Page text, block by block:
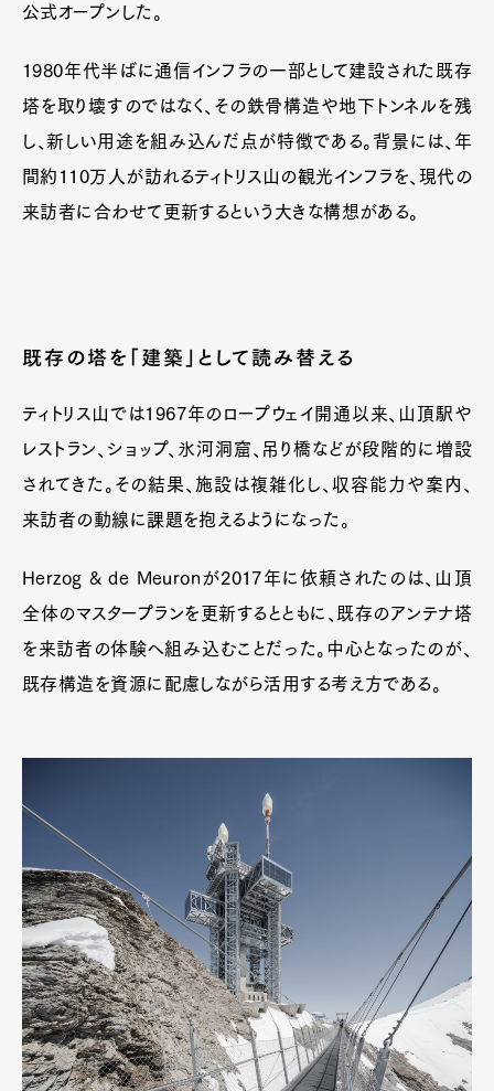
公式オープンした。
1980年代半ばに通信インフラの一部として建設された既存
塔を取り壊すのではなく、その鉄骨構造や地下トンネルを残
し、新しい用途を組み込んだ点が特徴である。背景には、年
間約110万人が訪れるティトリス山の観光インフラを、現代の
来訪者に合わせて更新するという大きな構想がある。
既存の塔を「建築」として読み替える
ティトリス山では1967年のロープウェイ開通以来、山頂駅や
レストラン、ショップ、氷河洞窟、吊り橋などが段階的に増設
されてきた。その結果、施設は複雑化し、収容能力や案内、
来訪者の動線に課題を抱えるようになった。
Herzog & de Meuronが2017年に依頼されたのは、山頂
全体のマスタープランを更新するとともに、既存のアンテナ塔
を来訪者の体験へ組み込むことだった。中心となったのが、
既存構造を資源に配慮しながら活用する考え方である。